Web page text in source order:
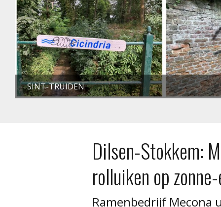
SINT-TRUIDEN
Dilsen-Stokkem:
rolluiken op
Ramenbedrijf Mecona